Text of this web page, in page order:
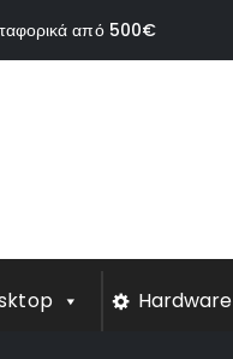
από 500€
Hardware